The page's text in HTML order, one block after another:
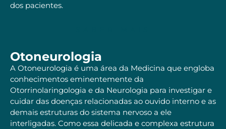
dos pacientes.
Otoneurologia
A Otoneurologia é uma área da Medicina que engloba
conhecimentos eminentemente da
Otorrinolaringologia e da Neurologia para investigar e
cuidar das doenças relacionadas ao ouvido interno e as
demais estruturas do sistema nervoso a ele
interligadas. Como essa delicada e complexa estrutura